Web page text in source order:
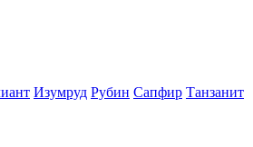
Изумруд Рубин Сапфир Танзанит